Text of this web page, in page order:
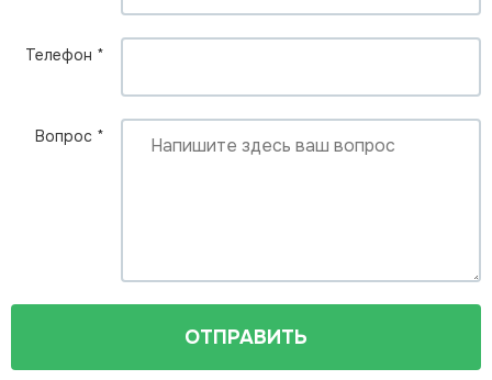
Телефон *
Вопрос *
ОТПРАВИТЬ